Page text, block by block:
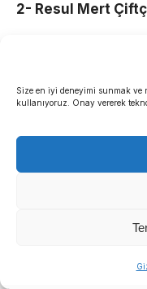
Size en iyi deneyimi sunmak ve
kullanıyoruz. Onay vererek
2- Resul Mert
3- Oğuz Ali
4- Umut Yaşar
6- Oğuzhan Turan
7- Şefik Çalık
8- Kağan Özcan